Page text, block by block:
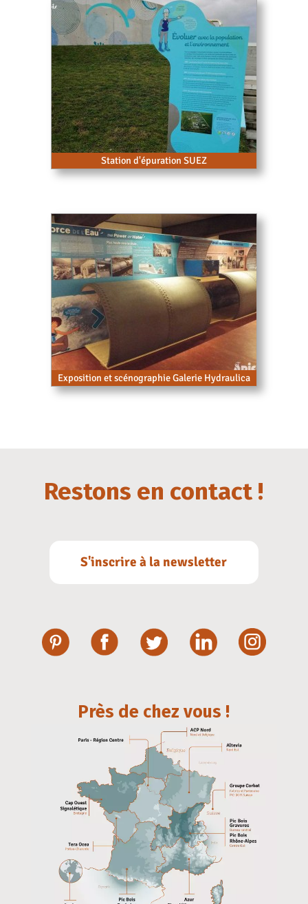
Station d'épuration SUEZ
Exposition et scénographie Galerie Hydraulica
Restons en contact !
S'inscrire à la newsletter
Près de chez vous !